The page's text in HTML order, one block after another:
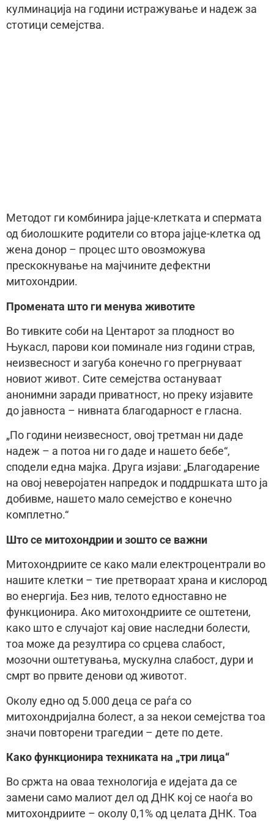
кулминација на години истражување и надеж за
стотици семејства.
Методот ги комбинира јајце-клетката и спермата
од биолошките родители со втора јајце-клетка од
жена донор – процес што овозможува
прескокнување на мајчините дефектни
митохондрии.
Промената што ги менува животите
Во тивките соби на Центарот за плодност во
Њукасл, парови кои поминале низ години страв,
неизвесност и загуба конечно го прегрнуваат
новиот живот. Сите семејства остануваат
анонимни заради приватност, но преку изјавите
до јавноста – нивната благодарност е гласна.
„По години неизвесност, овој третман ни даде
надеж – а потоа ни го даде и нашето бебе“,
сподели една мајка. Друга изјави: „Благодарение
на овој неверојатен напредок и поддршката што ја
добивме, нашето мало семејство е конечно
комплетно.“
Што се митохондрии и зошто се важни
Митохондриите се како мали електроцентрали во
нашите клетки – тие претвораат храна и кислород
во енергија. Без нив, телото едноставно не
функционира. Ако митохондриите се оштетени,
како што е случајот кај овие наследни болести,
тоа може да резултира со срцева слабост,
мозочни оштетувања, мускулна слабост, дури и
смрт во првите денови од животот.
Околу едно од 5.000 деца се раѓа со
митохондријална болест, а за некои семејства тоа
значи повторени трагедии – дете по дете.
Како функционира техниката на „три лица“
Во сржта на оваа технологија е идејата да се
замени само малиот дел од ДНК кој се наоѓа во
митохондриите – околу 0,1% од целата ДНК. Тоа